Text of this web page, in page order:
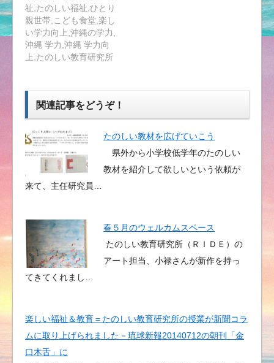
祉,たのしい福祉,ひとり
親世帯,こども食堂,楽し
い学力向上,沖縄の学力,
沖縄 学力,沖縄 学力向
上,たのしい教育研究所
関連記事をどうぞ！
たのしい教材を広げていこう
県外から小学校低学年のたのしい
教材を紹介して欲しいという依頼が
来て、主任研究員…
春５月のウェルカムスペース
たのしい教育研究所（ＲＩＤＥ）の
アート担当、小禄さんが新作を持っ
てきてくれまし…
楽しい福祉＆教育＝たのしい教育研究所の授業が新聞コラ
ムに取り上げられました－琉球新報20140712の朝刊「金
口木舌」に